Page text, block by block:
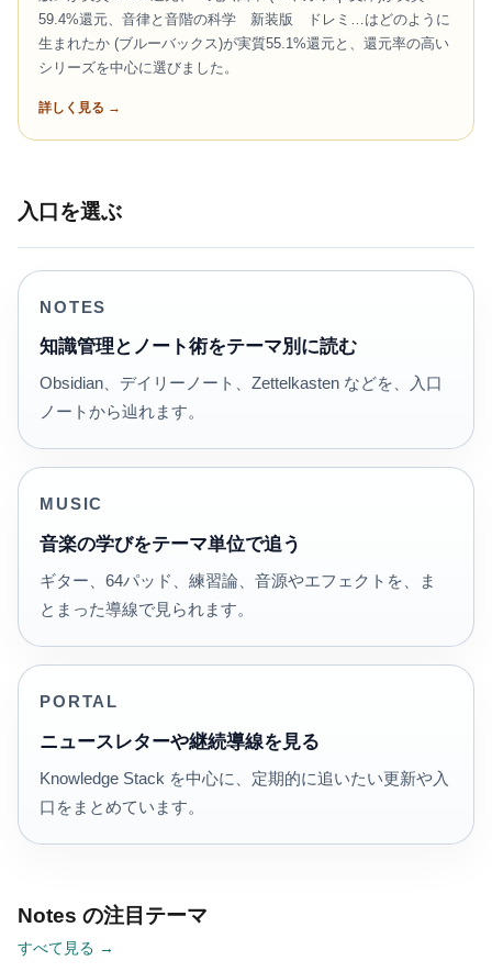
59.4%還元、音律と音階の科学 新装版 ドレミ…はどのように
生まれたか (ブルーバックス)が実質55.1%還元と、還元率の高い
シリーズを中心に選びました。
詳しく見る →
入口を選ぶ
NOTES
知識管理とノート術をテーマ別に読む
Obsidian、デイリーノート、Zettelkasten などを、入口
ノートから辿れます。
MUSIC
音楽の学びをテーマ単位で追う
ギター、64パッド、練習論、音源やエフェクトを、ま
とまった導線で見られます。
PORTAL
ニュースレターや継続導線を見る
Knowledge Stack を中心に、定期的に追いたい更新や入
口をまとめています。
Notes の注目テーマ
すべて見る →